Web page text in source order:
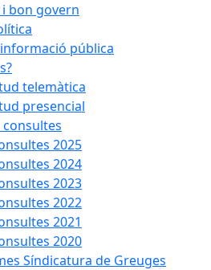
bon govern
pública
telemàtica
presencial
consultes
2025
2024
2023
2022
2021
2020
Síndicatura de Greuges